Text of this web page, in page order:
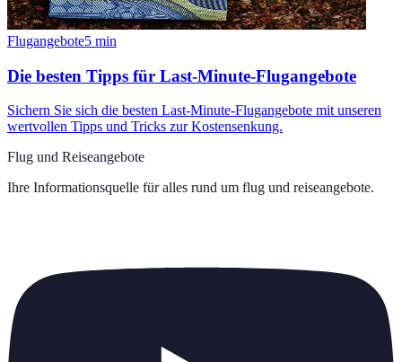
Flugangebote5 min
Die besten Tipps für Last-Minute-Flugangebote
Sichern Sie sich die besten Last-Minute-Flugangebote mit unseren
wertvollen Tipps und Tricks zur Kostensenkung.
Flug und Reiseangebote
Ihre Informationsquelle für alles rund um flug und reiseangebote.